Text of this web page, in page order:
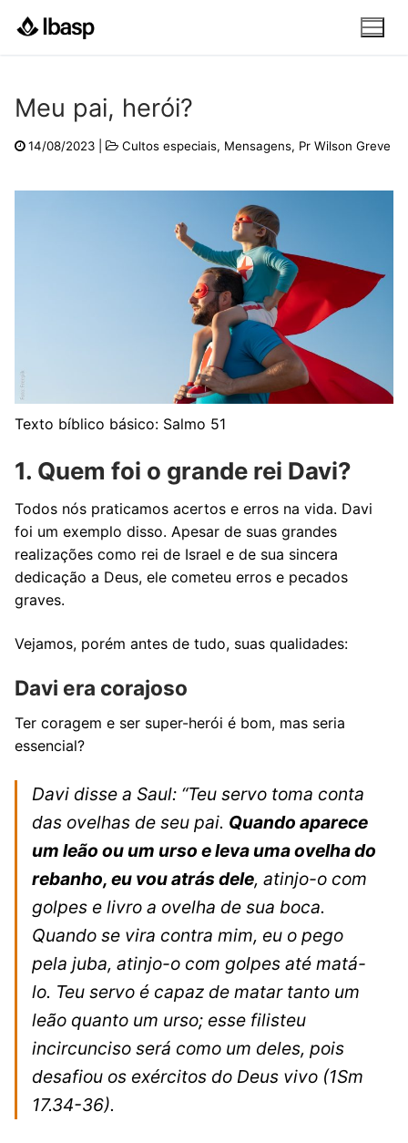
para
Meu pai, herói?
14/08/2023 Cultos especiais, Mensagens, Pr Wilson Greve
Texto bíblico básico: Salmo 51
1. Quem foi o grande rei Davi?
Todos nós praticamos acertos e erros na vida. Davi
foi um exemplo disso. Apesar de suas grandes
realizações como rei de Israel e de sua sincera
dedicação a Deus, ele cometeu erros e pecados
graves.
Vejamos, porém antes de tudo, suas qualidades:
Davi era corajoso
Ter coragem e ser super-herói é bom, mas seria
essencial?
Davi disse a Saul: “Teu servo toma conta
das ovelhas de seu pai. Quando aparece
um leão ou um urso e leva uma ovelha do
rebanho, eu vou atrás dele, atinjo-o com
golpes e livro a ovelha de sua boca.
Quando se vira contra mim, eu o pego
pela juba, atinjo-o com golpes até matá-
lo. Teu servo é capaz de matar tanto um
leão quanto um urso; esse filisteu
incircunciso será como um deles, pois
desafiou os exércitos do Deus vivo (1Sm
17.34-36).